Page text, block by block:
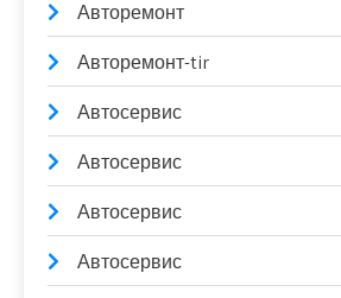
Авторемонт
Авторемонт-tir
Автосервис
Автосервис
Автосервис
Автосервис